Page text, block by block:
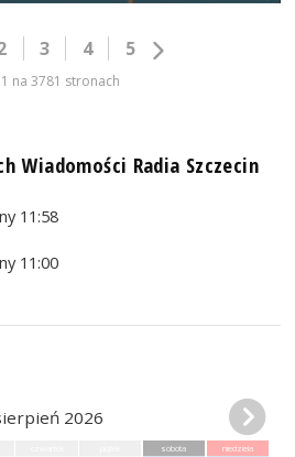
3 4 5
na 3781 stronach
Wiadomości Radia Szczecin
11:58
11:00
2026
sobota niedziela